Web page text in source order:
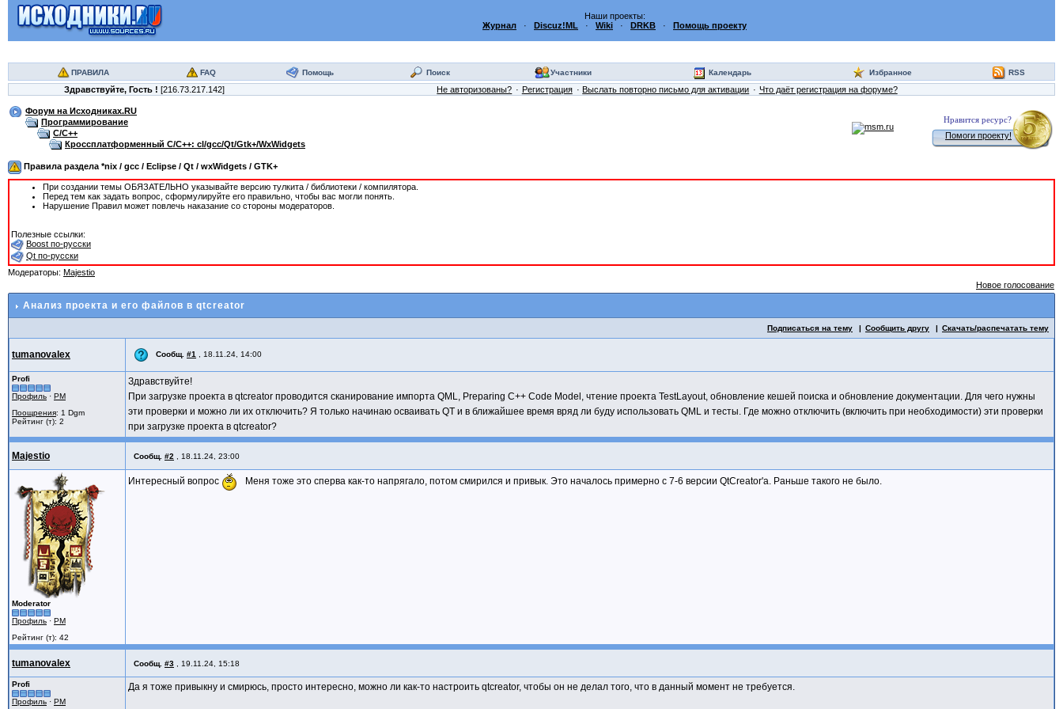
Наши проекты:
Журнал · Discuz!ML · Wiki · DRKB · Помощь проекту
ПРАВИЛА FAQ Помощь Поиск Участники Календарь Избранное RSS
Здравствуйте, Гость ! [216.73.217.142] Не авторизованы? Регистрация Выслать повторно письмо для активации Что даёт регистрация на форуме?
Форум на Исходниках.RU
Программирование
C/C++
Кроссплатформенный C/C++: cl/gcc/Qt/Gtk+/WxWidgets
Нравится ресурс?
Помоги проекту!
Правила раздела *nix / gcc / Eclipse / Qt / wxWidgets / GTK+
При создании темы ОБЯЗАТЕЛЬНО указывайте версию тулкита / библиотеки / компилятора.
Перед тем как задать вопрос, сформулируйте его правильно, чтобы вас могли понять.
Нарушение Правил может повлечь наказание со стороны модераторов.
Полезные ссылки:
Boost по-русски
Qt по-русски
Модераторы: Majestio
Новое голосование
Анализ проекта и его файлов в qtcreator
Подписаться на тему Сообщить другу Скачать/распечатать тему
tumanovalex Сообщ. #1 18.11.24, 14:00
Profi
Профиль · PM
Поощрения: 1 Dgm
Рейтинг (т): 2
Здравствуйте!
При загрузке проекта в qtcreator проводится сканирование импорта QML, Preparing C++ Code Model, чтение проекта TestLayout, обновление кешей поиска и обновление документации. Для чего нужны
эти проверки и можно ли их отключить? Я только начинаю осваивать QT и в ближайшее время вряд ли буду использовать QML и тесты. Где можно отключить (включить при необходимости) эти проверки
при загрузке проекта в qtcreator?
Majestio Сообщ. #2 18.11.24, 23:00
Moderator
Профиль · PM
Рейтинг (т): 42
Интересный вопрос Меня тоже это сперва как-то напрягало, потом смирился и привык. Это началось примерно с 7-6 версии QtCreator'а. Раньше такого не было.
tumanovalex Сообщ. #3 19.11.24, 15:18
Profi
Профиль · PM
Да я тоже привыкну и смирюсь, просто интересно, можно ли как-то настроить qtcreator, чтобы он не делал того, что в данный момент не требуется.